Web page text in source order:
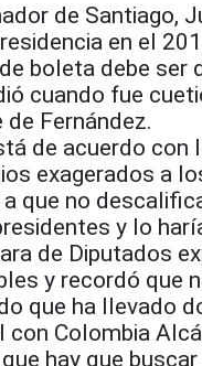
de Santiago,
en el
boleta debe ser
cuando fue
Fernández.
de acuerdo
exagerados a
que no
y lo
de Diputados
y recordó que
que ha llevado
con Colombia
hay que